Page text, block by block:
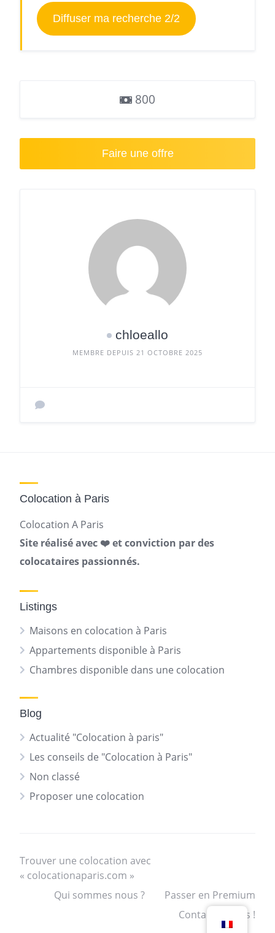
Diffuser ma recherche 2/2
800
Faire une offre
chloeallo
MEMBRE DEPUIS 21 OCTOBRE 2025
Colocation à Paris
Colocation A Paris
Site réalisé avec ❤️ et conviction par des
colocataires passionnés.
Listings
Maisons en colocation à Paris
Appartements disponible à Paris
Chambres disponible dans une colocation
Blog
Actualité "Colocation à paris"
Les conseils de "Colocation à Paris"
Non classé
Proposer une colocation
Trouver une colocation avec
« colocationaparis.com »
Qui sommes nous ?
Passer en Premium
Contactez nous !